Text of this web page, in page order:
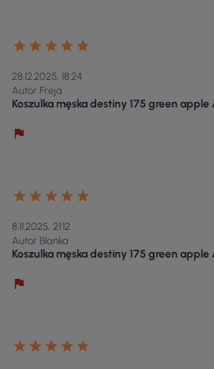
28.12.2025, 18:24
Autor Freja
Koszulka męska destiny 175 green
8.11.2025, 21:12
Autor Blanka
Koszulka męska destiny 175 green